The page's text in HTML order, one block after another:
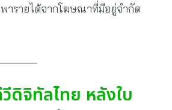
ารายได้จากโฆษณาที่มีอยู่จำกัด
ดิจิทัลไทย หลังใบ